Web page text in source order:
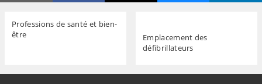
Professions de santé et bien-
être
Emplacement des
défibrillateurs